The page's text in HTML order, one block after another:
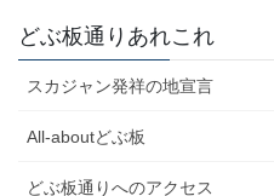
どぶ板通りあれこれ
スカジャン発祥の地宣言
All-aboutどぶ板
どぶ板通りへのアクセス